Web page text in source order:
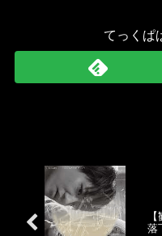
てっくぱ
落